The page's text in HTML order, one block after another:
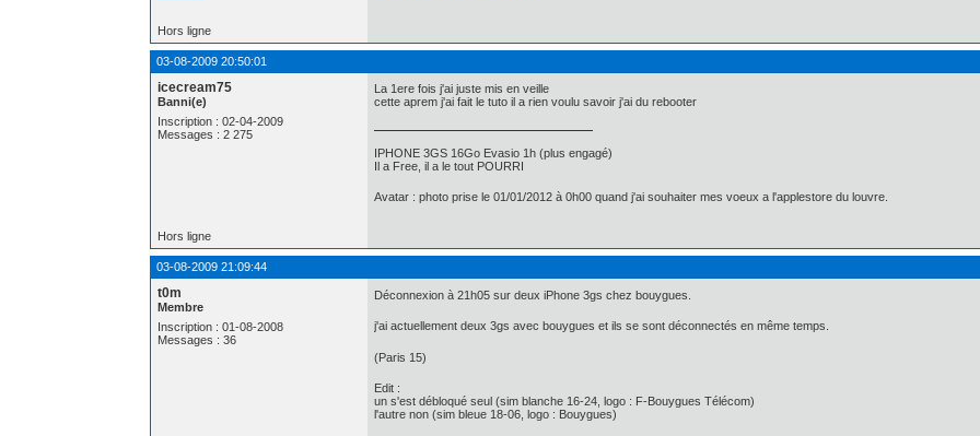
Hors ligne
03-08-2009 20:50:01
icecream75
Banni(e)
Inscription : 02-04-2009
Messages : 2 275
La 1ere fois j'ai juste mis en veille
cette aprem j'ai fait le tuto il a rien voulu savoir j'ai du rebooter
IPHONE 3GS 16Go Evasio 1h (plus engagé)
Il a Free, il a le tout POURRI
Avatar : photo prise le 01/01/2012 à 0h00 quand j'ai souhaiter mes voeux a l'applestore du louvre.
Hors ligne
03-08-2009 21:09:44
t0m
Membre
Inscription : 01-08-2008
Messages : 36
Déconnexion à 21h05 sur deux iPhone 3gs chez bouygues.
j'ai actuellement deux 3gs avec bouygues et ils se sont déconnectés en même temps.
(Paris 15)
Edit :
un s'est débloqué seul (sim blanche 16-24, logo : F-Bouygues Télécom)
l'autre non (sim bleue 18-06, logo : Bouygues)